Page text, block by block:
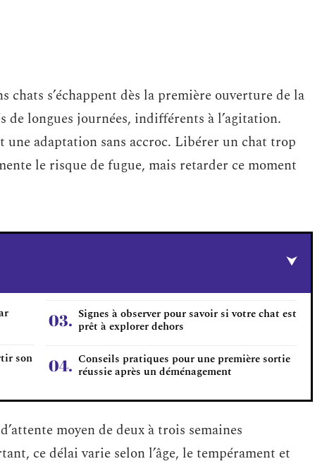
chats s’échappent dès la première ouverture de la
de longues journées, indifférents à l’agitation.
adaptation sans accroc. Libérer un chat trop
le risque de fugue, mais retarder ce moment
son
Signes à observer pour savoir si votre chat est
prêt à explorer dehors
Conseils pratiques pour une première sortie
réussie après un déménagement
moyen de deux à trois semaines
ce délai varie selon l’âge, le tempérament et